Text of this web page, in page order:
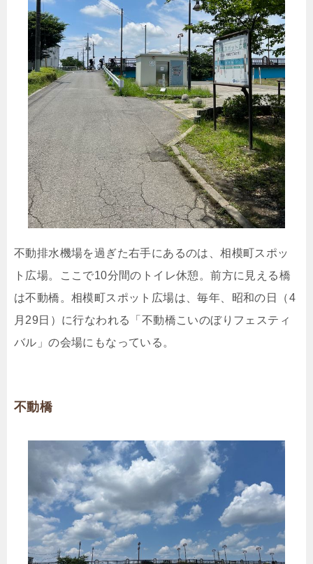
不動排水機場を過ぎた右手にあるのは、相模町スポッ
ト広場。ここで10分間のトイレ休憩。前方に見える橋
は不動橋。相模町スポット広場は、毎年、昭和の日（4
月29日）に行なわれる「不動橋こいのぼりフェスティ
バル」の会場にもなっている。
不動橋